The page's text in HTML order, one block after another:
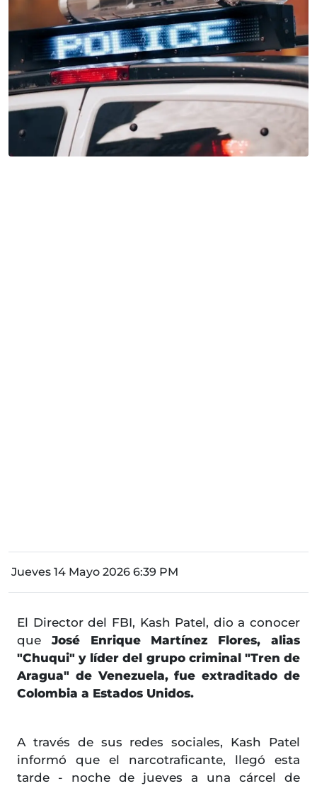
Jueves 14 Mayo 2026 6:39 PM
El Director del FBI, Kash Patel, dio a conocer
queJosé Enrique Martínez Flores, alias
"Chuqui" y líder del grupo criminal "Tren de
Aragua" de Venezuela, fue extraditado de
Colombia a Estados Unidos.
A través de sus redes sociales, Kash Patel
informó que el narcotraficante, llegó esta
tarde - noche de jueves a una cárcel de